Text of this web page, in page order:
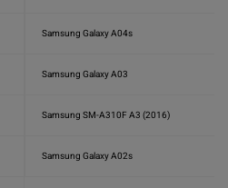
Samsung Galaxy A04s
Samsung Galaxy A03
Samsung SM-A310F A3 (2016)
Samsung Galaxy A02s